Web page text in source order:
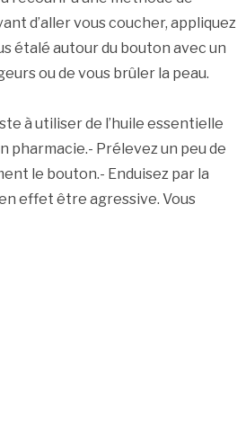
d’aller vous coucher, appliquez
étalé autour du bouton avec un
ou de vous brûler la peau.
à utiliser de l’huile essentielle
pharmacie.- Prélevez un peu de
le bouton.- Enduisez par la
effet être agressive. Vous